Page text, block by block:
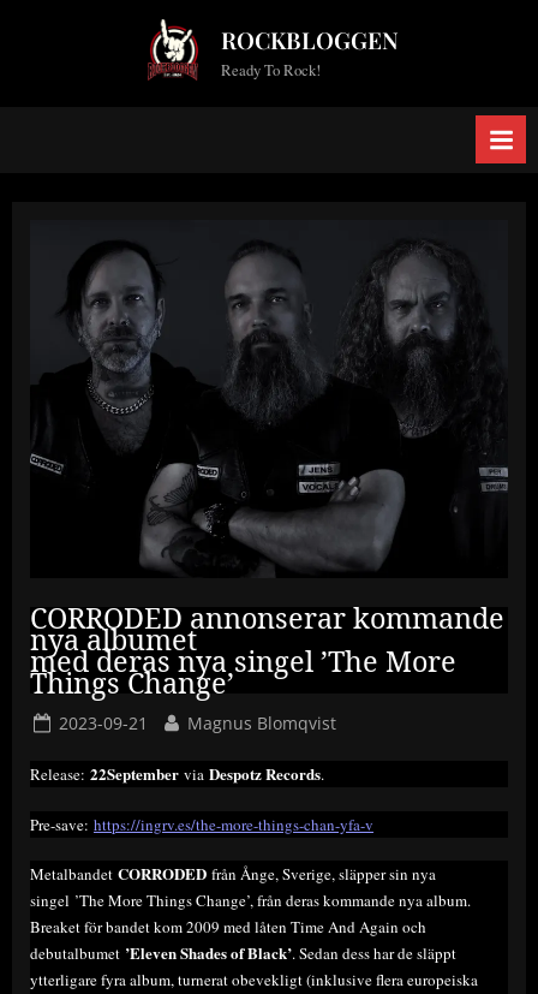
ROCKBLOGGEN
Ready To Rock!
CORRODED annonserar kommande
nya albumet
med deras nya singel ’The More
Things Change’
Posted
2023-09-21 By
Magnus Blomqvist
Release: 22September via Despotz Records.
Pre-save: https://ingrv.es/the-more-things-chan-yfa-v
Metalbandet CORRODED från Ånge, Sverige, släpper sin nya
singel ’The More Things Change’, från deras kommande nya album.
Breaket för bandet kom 2009 med låten Time And Again och
debutalbumet ’Eleven Shades of Black’. Sedan dess har de släppt
ytterligare fyra album, turnerat obevekligt (inklusive flera europeiska